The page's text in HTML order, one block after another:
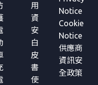
用
資
安
白
皮
書
使
Notice
Cookie
Notice
供應商
資訊安
全政策